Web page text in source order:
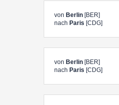
von Berlin [BER]
nach Paris [CDG]
von Berlin [BER]
nach Paris [CDG]